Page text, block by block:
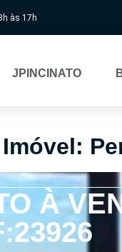
às 17h
JPINCINATO
À